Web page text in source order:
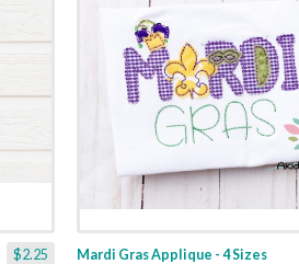
$2.25 Mardi Gras Applique - 4 Sizes